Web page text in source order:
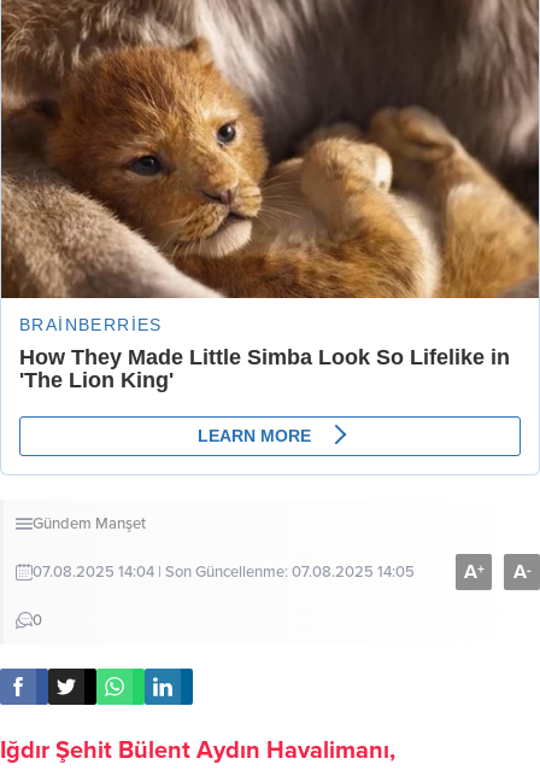
Gündem Manşet
07.08.2025 14:04 | Son Güncellenme: 07.08.2025 14:05
0
A+ A-
Iğdır Şehit Bülent Aydın Havalimanı,